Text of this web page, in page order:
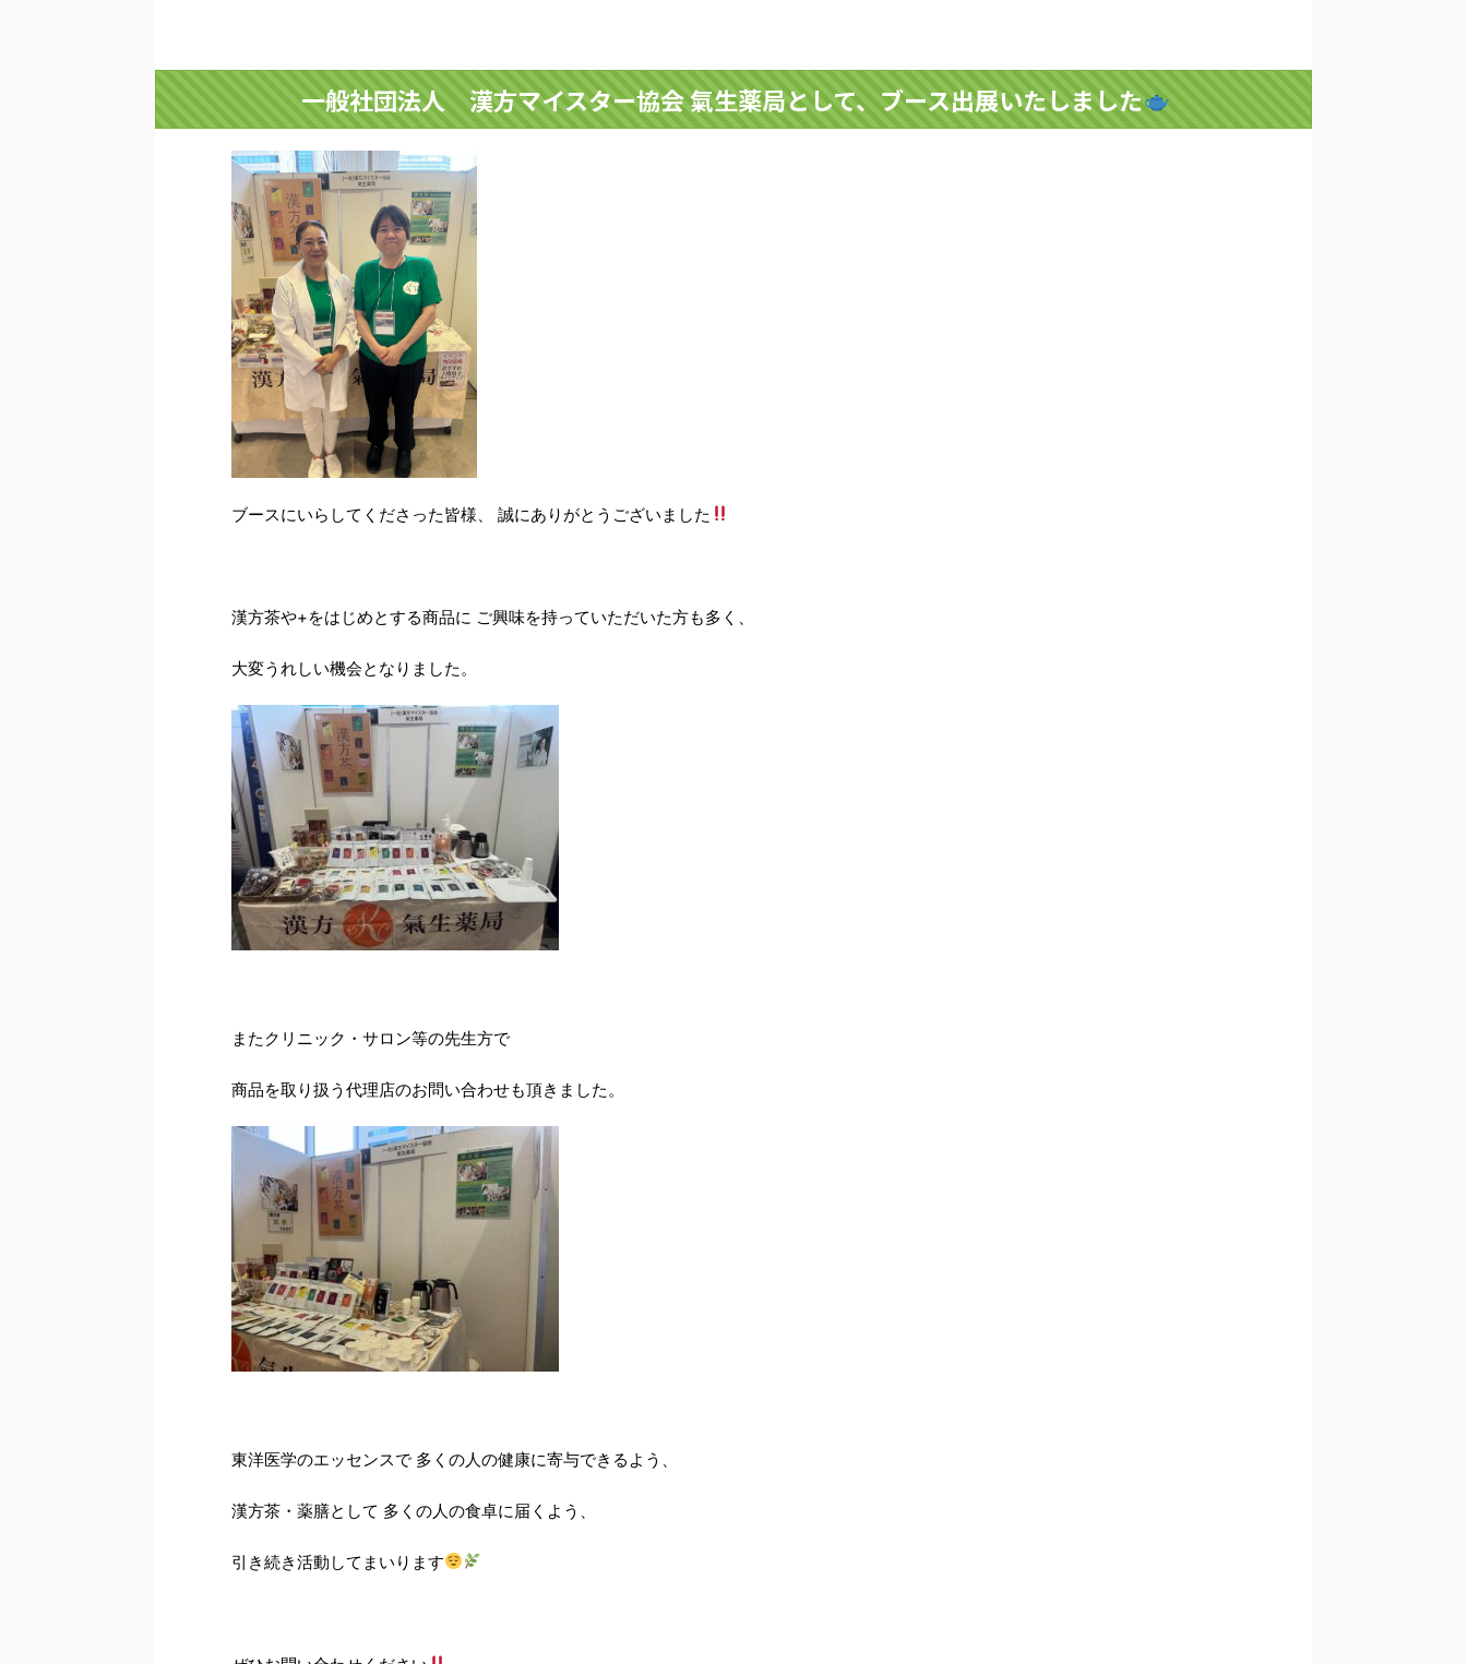
一般社団法人 漢方マイスター協会 氣生薬局として、ブース出展いたしました
ブースにいらしてくださった皆様、 誠にありがとうございました
漢方茶や+をはじめとする商品に ご興味を持っていただいた方も多く、
大変うれしい機会となりました。
またクリニック・サロン等の先生方で
商品を取り扱う代理店のお問い合わせも頂きました。
東洋医学のエッセンスで 多くの人の健康に寄与できるよう、
漢方茶・薬膳として 多くの人の食卓に届くよう、
引き続き活動してまいります